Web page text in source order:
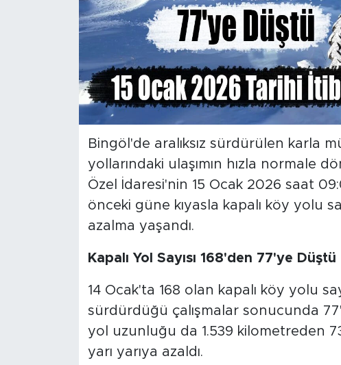
Bingöl'de aralıksız sürdürülen karla
yollarındaki ulaşımın hızla normale
Özel İdaresi'nin 15 Ocak 2026 saat
önceki güne kıyasla kapalı köy yolu
azalma yaşandı.
Kapalı Yol Sayısı 168'den 77'ye Düştü
14 Ocak'ta 168 olan kapalı köy yolu
sürdürdüğü çalışmalar sonucunda
yol uzunluğu da 1.539 kilometreden
yarı yarıya azaldı.
Hava Durumu
Bingöl Kaza Haberleri